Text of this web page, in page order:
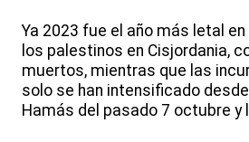
Ya 2023 fue el año más letal
los palestinos en Cisjordania,
muertos, mientras que las
solo se han intensificado
Hamás del pasado 7 octubre y